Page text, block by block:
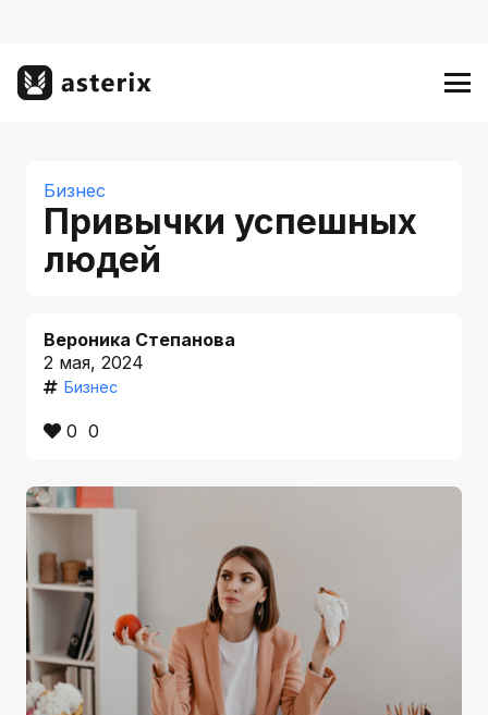
Бизнес
Привычки успешных
людей
Вероника Степанова
2 мая, 2024
Бизнес
0 0